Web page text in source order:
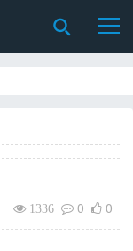
1336 0 0